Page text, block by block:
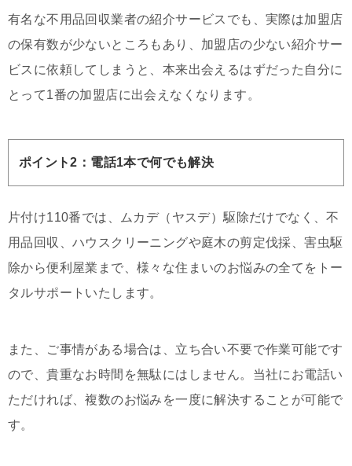
有名な不用品回収業者の紹介サービスでも、実際は加盟店
の保有数が少ないところもあり、加盟店の少ない紹介サー
ビスに依頼してしまうと、本来出会えるはずだった自分に
とって1番の加盟店に出会えなくなります。
ポイント2：電話1本で何でも解決
片付け110番では、ムカデ（ヤスデ）駆除だけでなく、不
用品回収、ハウスクリーニングや庭木の剪定伐採、害虫駆
除から便利屋業まで、様々な住まいのお悩みの全てをトー
タルサポートいたします。
また、ご事情がある場合は、立ち合い不要で作業可能です
ので、貴重なお時間を無駄にはしません。当社にお電話い
ただければ、複数のお悩みを一度に解決することが可能で
す。